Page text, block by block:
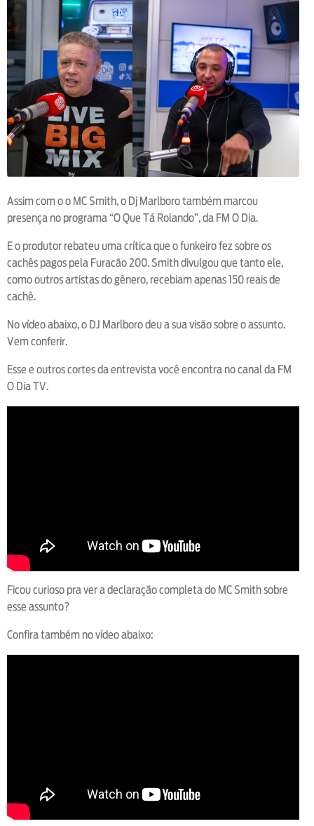
Assim com o o MC Smith, o Dj Marlboro também marcou
presença no programa “O Que Tá Rolando”, da FM O Dia.
E o produtor rebateu uma crítica que o funkeiro fez sobre os
cachês pagos pela Furacão 200. Smith divulgou que tanto ele,
como outros artistas do gênero, recebiam apenas 150 reais de
cachê.
No vídeo abaixo, o DJ Marlboro deu a sua visão sobre o assunto.
Vem conferir.
Esse e outros cortes da entrevista você encontra no canal da FM
O Dia TV.
Ficou curioso pra ver a declaração completa do MC Smith sobre
esse assunto?
Confira também no vídeo abaixo: